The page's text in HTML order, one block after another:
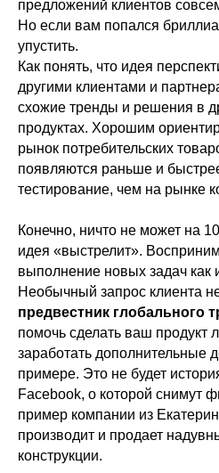
предложений клиентов
Но если вам попался
упустить.
Как понять, что идея
другими клиентами и
схожие тренды и решения в
продуктах. Хорошим
рынок потребительских
появляются раньше и
тестирование, чем на рынке
Конечно, ничто не может на
идея «выстрелит».
выполнение новых задач как
Необычный запрос клиента
предвестник глобального
помочь сделать ваш продукт
заработать дополнительные
примере. Это не будет
Facebook, о которой снимут
пример компании из
производит и продает
конструкции.